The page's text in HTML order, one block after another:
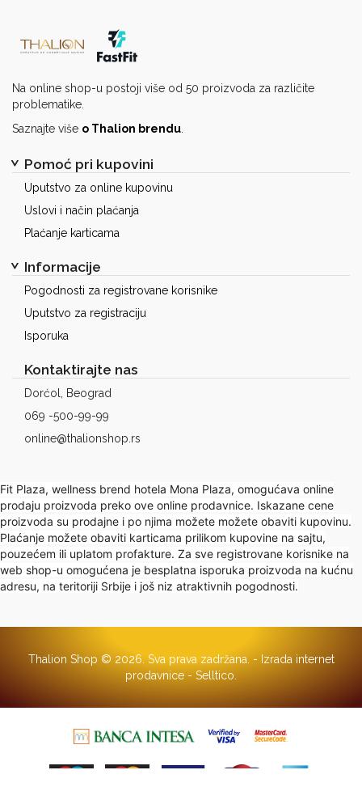
Na online shop-u postoji više od 50 proizvoda za različite
problematike.
Saznajte više o Thalion brendu.
Pomoć pri kupovini
Uputstvo za online kupovinu
Uslovi i način plaćanja
Plaćanje karticama
Informacije
Pogodnosti za registrovane korisnike
Uputstvo za registraciju
Isporuka
Kontaktirajte nas
Dorćol, Beograd
069 -500-99-99
online@thalionshop.rs
Fit Plaza, wellness brend hotela Mona Plaza, omogućava online
prodaju proizvoda preko ove online prodavnice. Iskazane cene
proizvoda su prodajne i po njima možete možete obaviti kupovinu.
Plaćanje možete obaviti karticama prilikom kupovine na sajtu,
pouzećem ili uplatom profakture. Za sve registrovane korisnike na
web shop-u omogućena je besplatna isporuka proizvoda na kućnu
adresu, na teritoriji Srbije i još niz atraktivnih pogodnosti.
Thalion Shop © 2026. Sva prava zadržana. - Izrada internet
prodavnice - Selltico.